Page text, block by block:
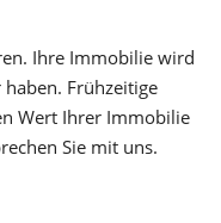
Ihre Immobilie wird
haben. Frühzeitige
Wert Ihrer Immobilie
Sie mit uns.